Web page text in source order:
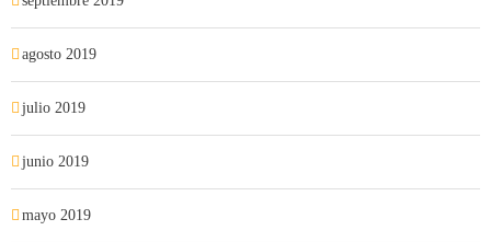
agosto 2019
julio 2019
junio 2019
mayo 2019